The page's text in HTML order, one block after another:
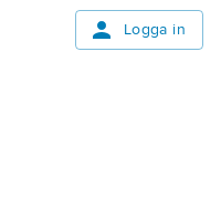
Logga in